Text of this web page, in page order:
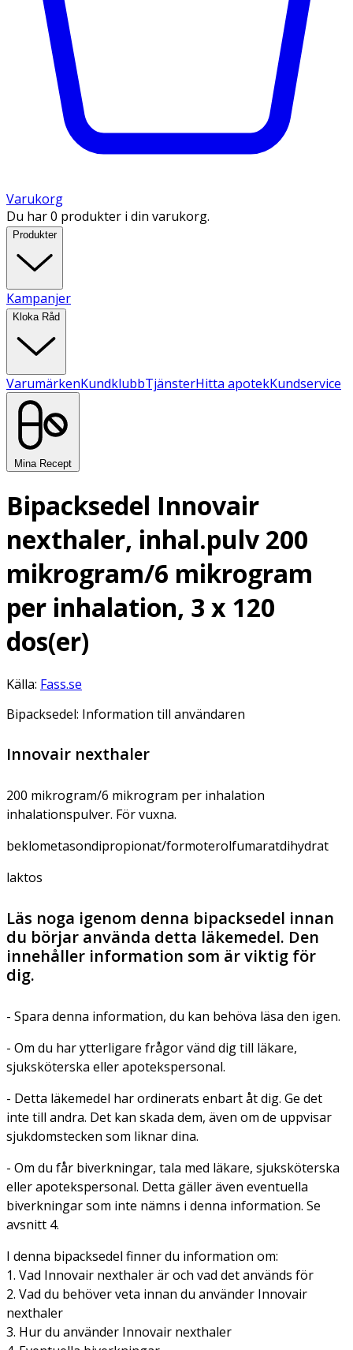
Varukorg
Du har 0 produkter i din varukorg.
Produkter
Kampanjer
Kloka Råd
VarumärkenKundklubbTjänsterHitta apotekKundservice
Mina Recept
Bipacksedel Innovair
nexthaler, inhal.pulv 200
mikrogram/6 mikrogram
per inhalation, 3 x 120
dos(er)
Källa: Fass.se
Bipacksedel: Information till användaren
Innovair nexthaler
200 mikrogram/6 mikrogram per inhalation
inhalationspulver. För vuxna.
beklometasondipropionat/formoterolfumaratdihydrat
laktos
Läs noga igenom denna bipacksedel innan
du börjar använda detta läkemedel. Den
innehåller information som är viktig för
dig.
- Spara denna information, du kan behöva läsa den igen.
- Om du har ytterligare frågor vänd dig till läkare,
sjuksköterska eller apotekspersonal.
- Detta läkemedel har ordinerats enbart åt dig. Ge det
inte till andra. Det kan skada dem, även om de uppvisar
sjukdomstecken som liknar dina.
- Om du får biverkningar, tala med läkare, sjuksköterska
eller apotekspersonal. Detta gäller även eventuella
biverkningar som inte nämns i denna information. Se
avsnitt 4.
I denna bipacksedel finner du information om:
1. Vad Innovair nexthaler är och vad det används för
2. Vad du behöver veta innan du använder Innovair
nexthaler
3. Hur du använder Innovair nexthaler